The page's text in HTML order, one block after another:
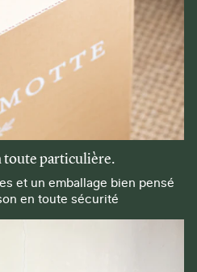
toute particulière.
et un emballage bien pensé
en toute sécurité